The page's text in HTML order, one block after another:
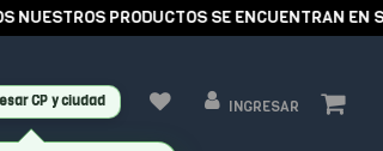
PRODUCTOS SE ENCUENTRAN EN
CP y ciudad INGRESAR